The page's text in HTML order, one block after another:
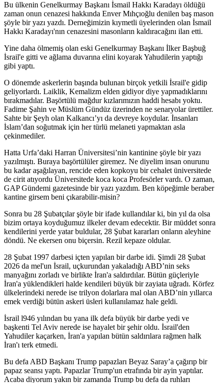
Bu ülkenin Genelkurmay Başkanı İsmail Hakkı Karadayı öldüğü
zaman onun cenazesi hakkında Enver Mıhçıoğlu denilen baş mason
şöyle bir yazı yazdı. Derneğimizin kıymetli üyelerinden olan İsmail
Hakkı Karadayı'nın cenazesini masonların kaldıracağını ilan etti.
Yine daha ölmemiş olan eski Genelkurmay Başkanı İlker Başbuğ
İsrail'e gitti ve ağlama duvarına elini koyarak Yahudilerin yaptığı
gibi yaptı.
O dönemde askerlerin başında bulunan birçok yetkili İsrail'e gidip
geliyorlardı. Laiklik, Kemalizm elden gidiyor diye yapmadıklarını
bırakmadılar. Başörtülü mağdur kızlarımızın haddi hesabı yoktu.
Fadime Şahin ve Müslüm Gündüz üzerinden ne senaryolar ürettiler.
Sahte bir Şeyh olan Kalkancı’yı da devreye koydular. İnsanları
İslam’dan soğutmak için her türlü melaneti yapmaktan asla
çekinmediler.
Hatta Urfa’daki Harran Üniversitesi’nin kantinine şöyle bir yazı
yazılmıştı. Buraya başörtülüler giremez. Ne diyelim insan onurunu
bu kadar aşağılayan, rencide eden kopkoyu bir cehalet üniversitede
de cirit atıyordu Üniversitede koca koca Profesörler vardı. O zaman,
GAP Gündemi gazetesinde bir yazı yazdım. Ben köpeğimle beraber
kantine girsem beni çıkarabilir-misin?
Sonra bu 28 Şubatçılar şöyle bir ifade kullandılar ki, bin yıl da olsa
bizim ortaya koyduğumuz ilkeler devam edecektir. Bir müddet sonra
kendilerini yerde yatar buldular, 28 Şubat kararları onların aleyhine
döndü. Ne ekersen onu biçersin. Rezil kepaze oldular.
28 Şubat 1997 darbesi içten yapılan bir darbe idi. Şimdi 28 Şubat
2026 da mel'un İsrail, uçkurundan yakaladığı ABD’nin seks
manyağını zorladı ve birlikte İran'a saldırdılar. Bütün güçleriyle
İran'a yüklendikleri halde kendileri büyük bir zayiata uğradı. Körfez
ülkelerindeki nerede ise trilyon dolarlara mal olan ABD’nin yıllarca
emek verdiği bütün askeri üsleri kullanılamaz hale geldi.
İsrail l946 yılından bu yana ilk defa büyük bir darbe yedi ve
başkenti Tel Aviv nerede ise hayalet bir şehir oldu. İsrail'den
Yahudiler kaçarken, İran'a yapılan bütün saldırılara rağmen halk
İran'ı terk etmedi.
Bu defa ABD Başkanı Trump papazları Beyaz Saray’a çağırıp bir
papaz seansı yaptı. Papazlar Trump'un etrafında bir ayin yaptılar.
Acaba diyorum yakın bir zamanda Trump bu defa da ruhları